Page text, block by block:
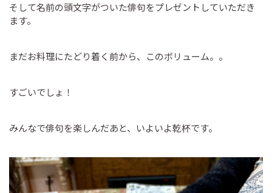
そして名前の頭文字がついた俳句をプレゼントしていただき
ます。
まだお料理にたどり着く前から、このボリューム。。
すごいでしょ！
みんなで俳句を楽しんだあと、いよいよ乾杯です。